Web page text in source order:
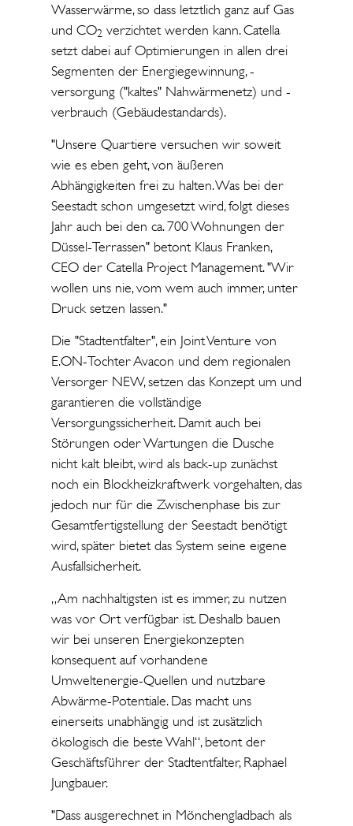
Wasserwärme, so dass letztlich ganz auf Gas
und CO2 verzichtet werden kann. Catella
setzt dabei auf Optimierungen in allen drei
Segmenten der Energiegewinnung, -
versorgung ("kaltes" Nahwärmenetz) und -
verbrauch (Gebäudestandards).
"Unsere Quartiere versuchen wir soweit
wie es eben geht, von äußeren
Abhängigkeiten frei zu halten. Was bei der
Seestadt schon umgesetzt wird, folgt dieses
Jahr auch bei den ca. 700 Wohnungen der
Düssel-Terrassen" betont Klaus Franken,
CEO der Catella Project Management. "Wir
wollen uns nie, vom wem auch immer, unter
Druck setzen lassen."
Die "Stadtentfalter", ein Joint Venture von
E.ON-Tochter Avacon und dem regionalen
Versorger NEW, setzen das Konzept um und
garantieren die vollständige
Versorgungssicherheit. Damit auch bei
Störungen oder Wartungen die Dusche
nicht kalt bleibt, wird als back-up zunächst
noch ein Blockheizkraftwerk vorgehalten, das
jedoch nur für die Zwischenphase bis zur
Gesamtfertigstellung der Seestadt benötigt
wird, später bietet das System seine eigene
Ausfallsicherheit.
„Am nachhaltigsten ist es immer, zu nutzen
was vor Ort verfügbar ist. Deshalb bauen
wir bei unseren Energiekonzepten
konsequent auf vorhandene
Umweltenergie-Quellen und nutzbare
Abwärme-Potentiale. Das macht uns
einerseits unabhängig und ist zusätzlich
ökologisch die beste Wahl“, betont der
Geschäftsführer der Stadtentfalter, Raphael
Jungbauer.
"Dass ausgerechnet in Mönchengladbach als